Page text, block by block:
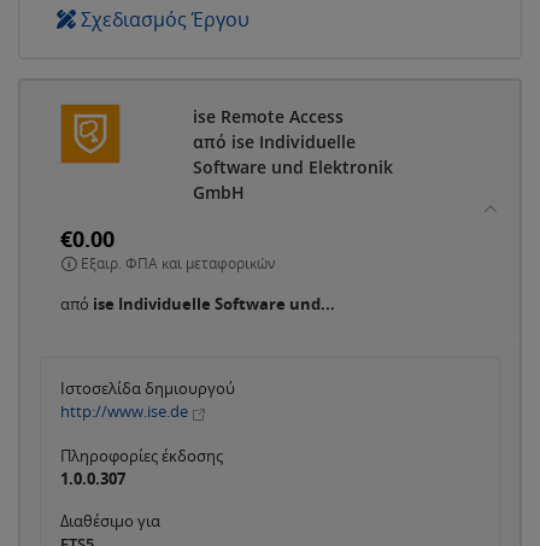
Σχεδιασμός Έργου
ise Remote Access
από ise Individuelle
Software und Elektronik
GmbH
€0.00
Εξαιρ. ΦΠΑ και μεταφορικών
από ise Individuelle Software und...
Ιστοσελίδα δημιουργού
http://www.ise.de
Πληροφορίες έκδοσης
1.0.0.307
Διαθέσιμο για